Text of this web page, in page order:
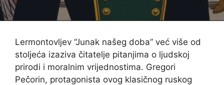
Lermontovljev “Junak našeg doba” već više od
stoljeća izaziva čitatelje pitanjima o ljudskoj
prirodi i moralnim vrijednostima. Gregori
Pečorin, protagonista ovog klasičnog ruskog